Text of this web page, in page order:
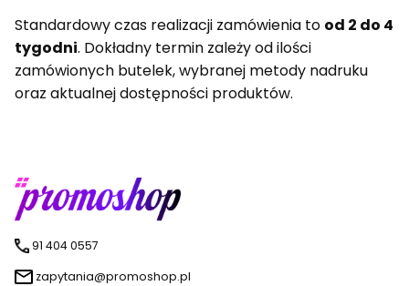
Standardowy czas realizacji zamówienia to od 2 do 4
tygodni. Dokładny termin zależy od ilości
zamówionych butelek, wybranej metody nadruku
oraz aktualnej dostępności produktów.
91 404 0557
zapytania@promoshop.pl